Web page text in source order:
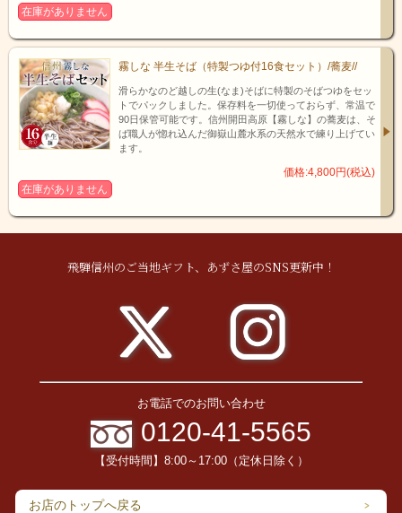
在庫がありません
霧しな 半生そば（特製つゆ付16食セット）/蕎麦//
滑らかなのど越しの生(なま)そばに特製のそばつゆをセッ
トでパックしました。保存料を一切使っておらず、常温で
90日保管可能です。信州開田高原【霧しな】の蕎麦は、そ
ば職人が惚れ込んだ御嶽山麓水系の天然水で練り上げてい
ます。
価格:4,800円(税込)
在庫がありません
飛騨信州のご当地ギフト、あずさ屋のSNS更新中！
お電話でのお問い合わせ
0120-41-5565
【受付時間】8:00～17:00（定休日除く）
お店のトップへ戻る